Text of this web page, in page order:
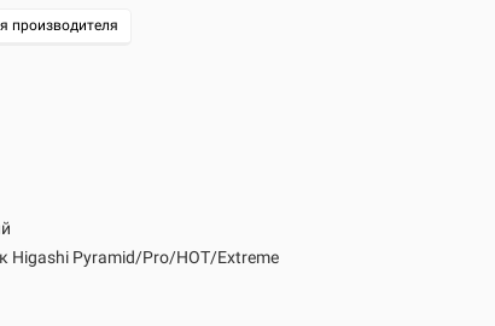
производителя
Higashi Pyramid/Pro/HOT/Extreme